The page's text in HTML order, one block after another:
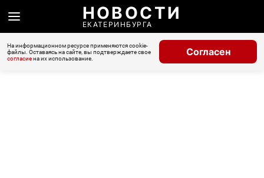
НОВОСТИ
ЕКАТЕРИНБУРГА
На информационном ресурсе применяются cookie-
файлы. Оставаясь на сайте, вы подтверждаете свое
согласиена их использование.
Согласен